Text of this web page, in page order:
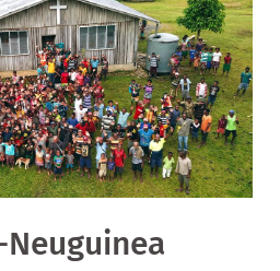
Neuguinea